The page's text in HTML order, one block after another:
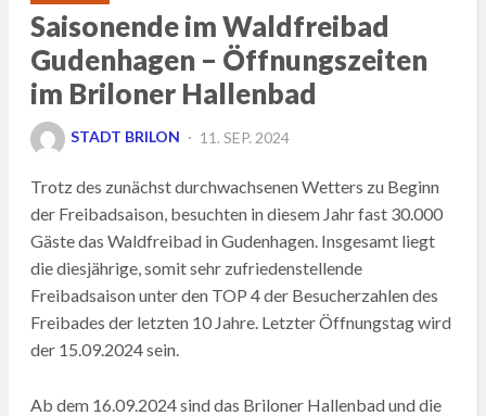
Saisonende im Waldfreibad
Gudenhagen – Öffnungszeiten
im Briloner Hallenbad
STADT BRILON
POSTED
11. SEP. 2024
Trotz des zunächst durchwachsenen Wetters zu Beginn
der Freibadsaison, besuchten in diesem Jahr fast 30.000
Gäste das Waldfreibad in Gudenhagen. Insgesamt liegt
die diesjährige, somit sehr zufriedenstellende
Freibadsaison unter den TOP 4 der Besucherzahlen des
Freibades der letzten 10 Jahre. Letzter Öffnungstag wird
der 15.09.2024 sein.
Ab dem 16.09.2024 sind das Briloner Hallenbad und die